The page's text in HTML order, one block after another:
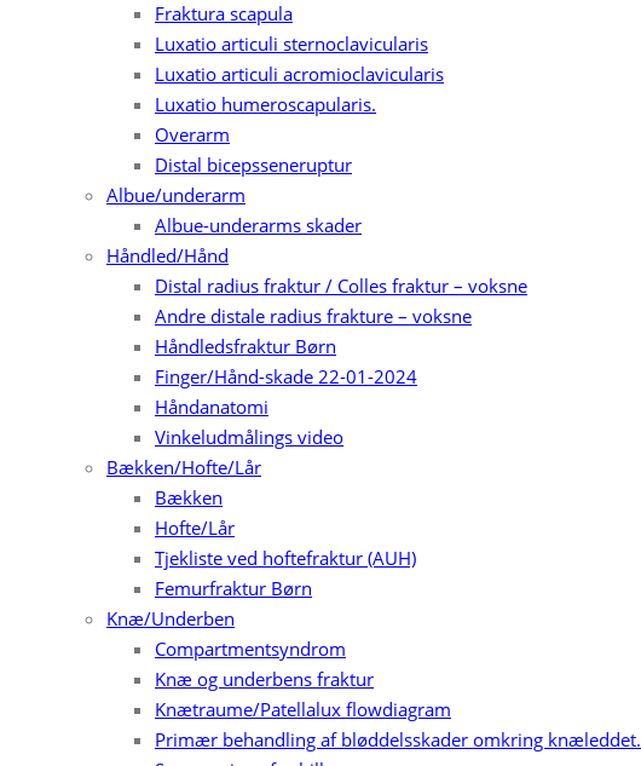
Fraktura scapula
Luxatio articuli sternoclavicularis
Luxatio articuli acromioclavicularis
Luxatio humeroscapularis.
Overarm
Distal bicepsseneruptur
Albue/underarm
Albue-underarms skader
Håndled/Hånd
Distal radius fraktur / Colles fraktur – voksne
Andre distale radius frakture – voksne
Håndledsfraktur Børn
Finger/Hånd-skade 22-01-2024
Håndanatomi
Vinkeludmålings video
Bækken/Hofte/Lår
Bækken
Hofte/Lår
Tjekliste ved hoftefraktur (AUH)
Femurfraktur Børn
Knæ/Underben
Compartmentsyndrom
Knæ og underbens fraktur
Knætraume/Patellalux flowdiagram
Primær behandling af bløddelsskader omkring knæleddet.